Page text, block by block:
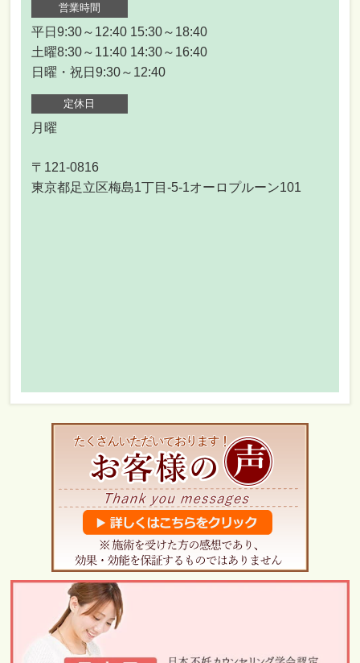
営業時間
平日9:30～12:40 15:30～18:40
土曜8:30～11:40 14:30～16:40
日曜・祝日9:30～12:40
定休日
月曜
〒121-0816
東京都足立区梅島1丁目-5-1オーロプルーン101